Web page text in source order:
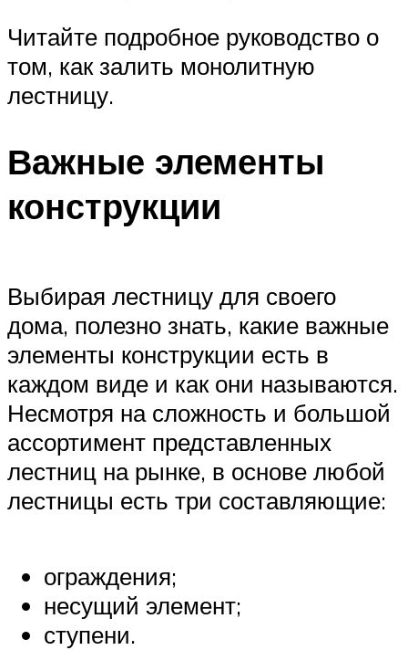
Читайте подробное руководство о
том, как залить монолитную
лестницу.
Важные элементы
конструкции
Выбирая лестницу для своего
дома, полезно знать, какие важные
элементы конструкции есть в
каждом виде и как они называются.
Несмотря на сложность и большой
ассортимент представленных
лестниц на рынке, в основе любой
лестницы есть три составляющие:
ограждения;
несущий элемент;
ступени.